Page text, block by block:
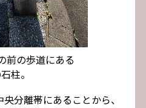
の歩道にある
柱。
分離帯にあることから、